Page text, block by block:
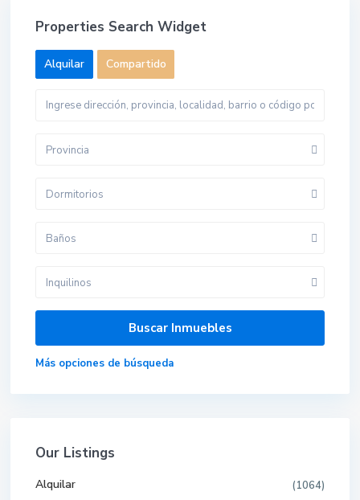
Properties Search Widget
Alquilar Compartido
Provincia
Dormitorios
Baños
Inquilinos
Más opciones de búsqueda
Our Listings
Alquilar (1064)